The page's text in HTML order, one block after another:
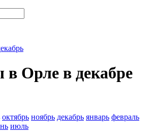
в Орле в декабре
октябрь ноябрь декабрь январь февраль
июль